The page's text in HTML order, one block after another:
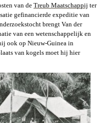
van de Treub Maatschappij ter
gefinancierde expeditie van
brengt Van der
van een wetenschappelijk en
ook op Nieuw-Guinea in
van kogels moet hij hier